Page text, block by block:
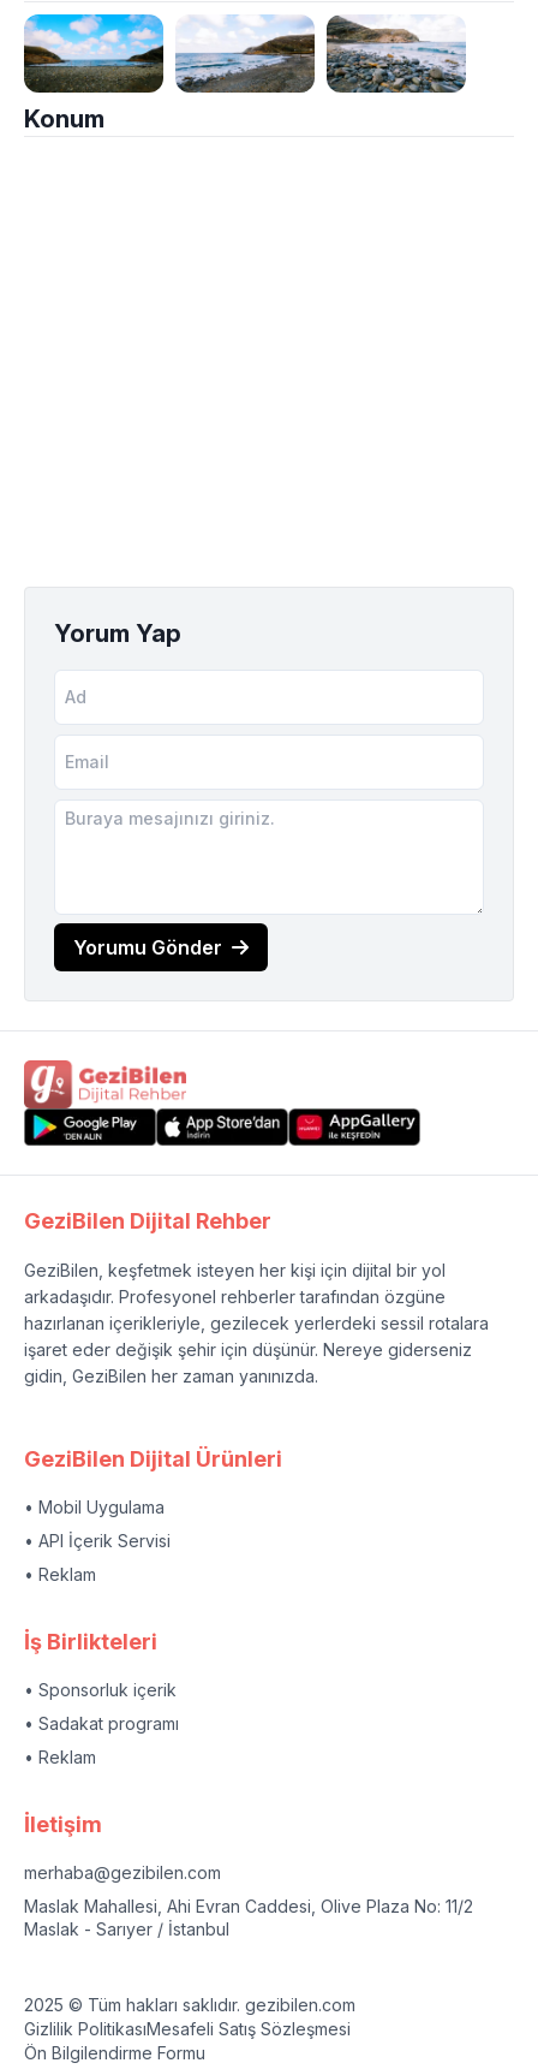
Konum
Yorum Yap
Yorumu Gönder
GeziBilen Dijital Rehber
GeziBilen, keşfetmek isteyen her kişi için dijital bir yol
arkadaşıdır. Profesyonel rehberler tarafından özgüne
hazırlanan içerikleriyle, gezilecek yerlerdeki sessil rotalara
işaret eder değişik şehir için düşünür. Nereye giderseniz
gidin, GeziBilen her zaman yanınızda.
GeziBilen Dijital Ürünleri
• Mobil Uygulama
• API İçerik Servisi
• Reklam
İş Birlikteleri
• Sponsorluk içerik
• Sadakat programı
• Reklam
İletişim
merhaba@gezibilen.com
Maslak Mahallesi, Ahi Evran Caddesi, Olive Plaza No: 11/2
Maslak - Sarıyer / İstanbul
2025 © Tüm hakları saklıdır. gezibilen.com
Gizlilik PolitikasıMesafeli Satış Sözleşmesi
Ön Bilgilendirme Formu